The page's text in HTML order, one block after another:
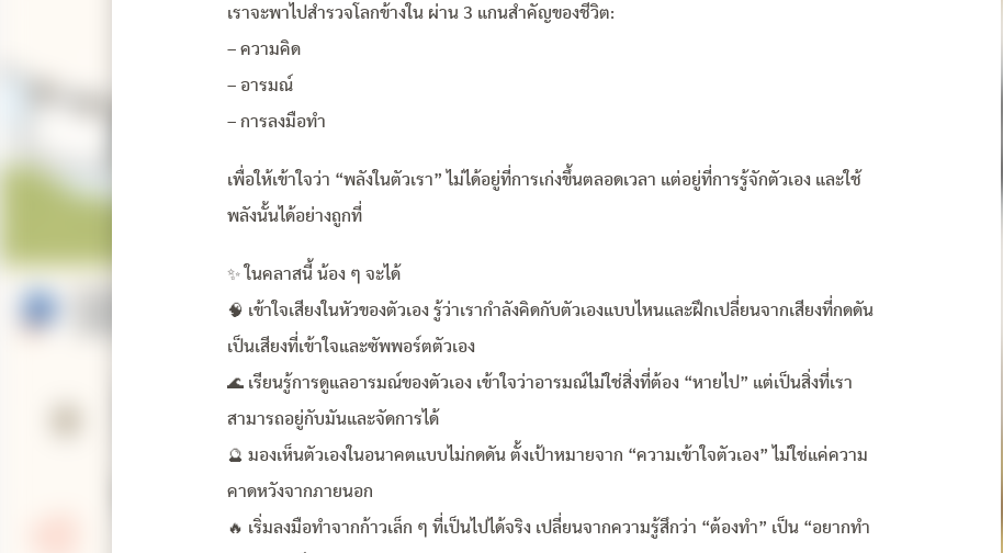
เราจะพาไปสำรวจโลกข้างใน ผ่าน 3 แกนสำคัญของชีวิต:
– ความคิด
– อารมณ์
– การลงมือทำ
เพื่อให้เข้าใจว่า “พลังในตัวเรา” ไม่ได้อยู่ที่การเก่งขึ้นตลอดเวลา แต่อยู่ที่การรู้จักตัวเอง และใช้
พลังนั้นได้อย่างถูกที่
✨ ในคลาสนี้ น้อง ๆ จะได้
🧠 เข้าใจเสียงในหัวของตัวเอง รู้ว่าเรากำลังคิดกับตัวเองแบบไหนและฝึกเปลี่ยนจากเสียงที่กดดัน
เป็นเสียงที่เข้าใจและซัพพอร์ตตัวเอง
🌊 เรียนรู้การดูแลอารมณ์ของตัวเอง เข้าใจว่าอารมณ์ไม่ใช่สิ่งที่ต้อง “หายไป” แต่เป็นสิ่งที่เรา
สามารถอยู่กับมันและจัดการได้
🔮 มองเห็นตัวเองในอนาคตแบบไม่กดดัน ตั้งเป้าหมายจาก “ความเข้าใจตัวเอง” ไม่ใช่แค่ความ
คาดหวังจากภายนอก
🔥 เริ่มลงมือทำจากก้าวเล็ก ๆ ที่เป็นไปได้จริง เปลี่ยนจากความรู้สึกว่า “ต้องทำ” เป็น “อยากทำ